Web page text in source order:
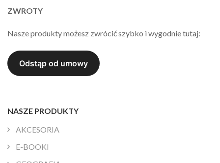
ZWROTY
Nasze produkty możesz zwrócić szybko i wygodnie tutaj:
NASZE PRODUKTY
AKCESORIA
E-BOOKI